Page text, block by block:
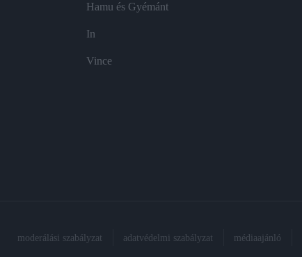
Hamu és Gyémánt
In
Vince
moderálási szabályzat adatvédelmi szabályzat médiaajánló